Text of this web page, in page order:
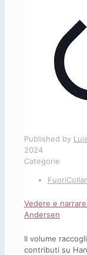
Published by
2024
Categorie
Vedere e
Andersen
Il volume
contributi su